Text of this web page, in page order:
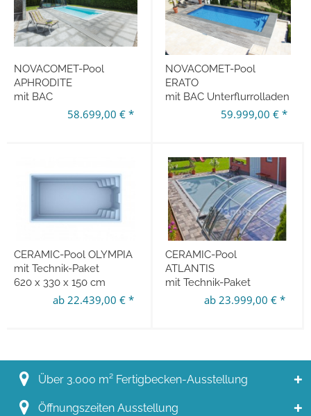
NOVACOMET-Pool
APHRODITE
mit BAC
Unterflurrolladen58.699,00 € *
NOVACOMET-Pool
ERATO
mit BAC Unterflurrolladen
1000 x 380 x 150 cm
59.999,00 € *
CERAMIC-Pool OLYMPIA
mit Technik-Paket
620 x 330 x 150 cm
ab 22.439,00 € *
CERAMIC-Pool
ATLANTIS
mit Technik-Paket
650 x 380 x 150 cm
ab 23.999,00 € *
Über 3.000 m² Fertigbecken-Ausstellung
Öffnungszeiten Ausstellung